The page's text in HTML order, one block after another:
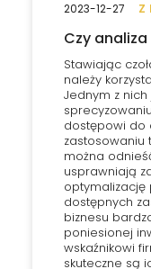
Z
Czy analiza
Stawiając
należy
Jednym z nich
dostępowi do
zastosowaniu
można
usprawniają
optymalizację
dostępnych
biznesu
poniesionej
wskaźnikowi
skuteczne są
2023-12-27